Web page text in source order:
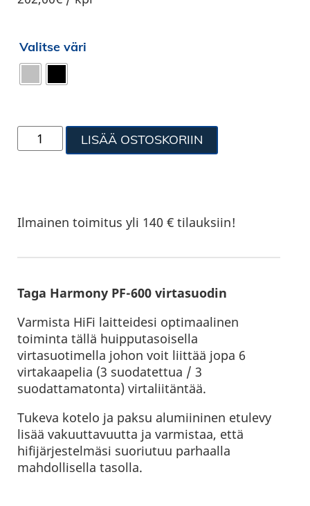
Valitse väri
LISÄÄ OSTOSKORIIN
Ilmainen toimitus yli 140 € tilauksiin!
Taga Harmony PF-600 virtasuodin
Varmista HiFi laitteidesi optimaalinen
toiminta tällä huipputasoisella
virtasuotimella johon voit liittää jopa 6
virtakaapelia (3 suodatettua / 3
suodattamatonta) virtaliitäntää.
Tukeva kotelo ja paksu alumiininen etulevy
lisää vakuuttavuutta ja varmistaa, että
hifijärjestelmäsi suoriutuu parhaalla
mahdollisella tasolla.